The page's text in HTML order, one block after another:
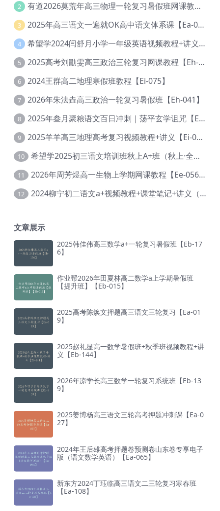
2 有道2026莫荒年高三物理一轮复习暑假班网课教程【Ef-044】
3 2025年高三语文一遍就OK高中语文体系课【Ea-028】
4 希望学2024闫舒月小学一年级英语视频教程+讲义【Cc-004】
5 2025高考刘勖雯高三政治三轮复习网课教程【Eh-061】
6 2024王群高二地理寒假班教程【Ei-075】
7 2026年朱法垚高三政治一轮复习暑假班【Eh-041】
8 2025年叁月聚粮语文百日冲刺｜荡平玄学诅咒【Ea-001】
9 2025羊羊高三地理高考复习视频教程+讲义【Ei-051】
10 希望学2025初三语文培训班秋上A+班（秋上·全国版·A+）【Da-031】
11 2026年周芳煜高一生物上学期网课教程【Ee-056】
12 2024柳宁初二语文a+视频教程+课堂笔记+讲义（暑假班+秋季班）【Da-003】
文章展示
2025韩佳伟高三数学a+一轮复习暑假班【Eb-17
6】
作业帮2026年田夏林高二数学a上学期暑假班
【提升班】【Eb-015】
2025高考陈焕文押题高三语文三轮复习【Ea-01
9】
2025赵礼显高一数学暑假班+秋季班视频教程+讲
义【Eb-144】
2026年凉学长高三数学一轮复习系统班【Eb-13
9】
2025姜博杨高三语文三轮高考押题冲刺课【Ea-0
27】
2024年王后雄高考押题卷预测卷山东卷专享电子
版（语文数学英语）【Ea-065】
新东方2024丁珏临高三语文二三轮复习寒春班
【Ea-108】